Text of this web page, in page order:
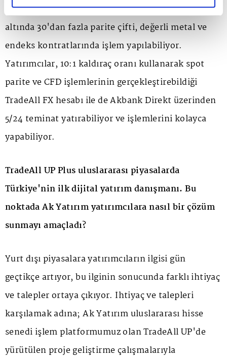
Trader üzerine entegre durumda. TradeAll FX çatısı
altında 30'dan fazla parite çifti, değerli metal ve
endeks kontratlarında işlem yapılabiliyor.
Yatırımcılar, 10:1 kaldıraç oranı kullanarak spot
parite ve CFD işlemlerinin gerçekleştirebildiği
TradeAll FX hesabı ile de Akbank Direkt üzerinden
5/24 teminat yatırabiliyor ve işlemlerini kolayca
yapabiliyor.
TradeAll UP Plus uluslararası piyasalarda
Türkiye'nin ilk dijital yatırım danışmanı. Bu
noktada Ak Yatırım yatırımcılara nasıl bir çözüm
sunmayı amaçladı?
Yurt dışı piyasalara yatırımcıların ilgisi gün
geçtikçe artıyor, bu ilginin sonucunda farklı ihtiyaç
ve talepler ortaya çıkıyor. İhtiyaç ve talepleri
karşılamak adına; Ak Yatırım uluslararası hisse
senedi işlem platformumuz olan TradeAll UP'de
yürütülen proje geliştirme çalışmalarıyla